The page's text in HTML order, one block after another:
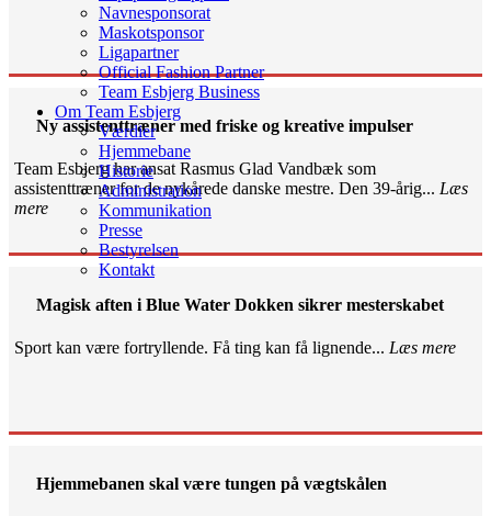
Navnesponsorat
Maskotsponsor
Ligapartner
Official Fashion Partner
Team Esbjerg Business
Om Team Esbjerg
Værdier
Hjemmebane
Historie
Administration
Kommunikation
Presse
Bestyrelsen
Kontakt
Ny assistenttræner med friske og kreative impulser
Team Esbjerg har ansat Rasmus Glad Vandbæk som
assistenttræner for de nykårede danske mestre. Den 39-årig... Læs
mere
Magisk aften i Blue Water Dokken sikrer mesterskabet
Sport kan være fortryllende. Få ting kan få lignende... Læs mere
Hjemmebanen skal være tungen på vægtskålen